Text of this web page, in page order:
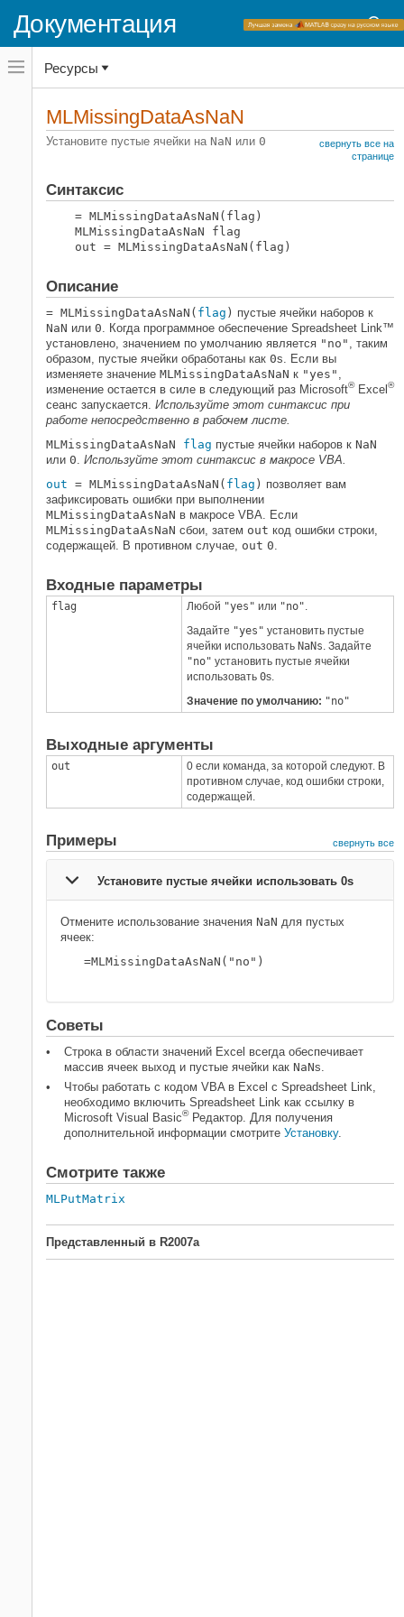
Документация
Переключатель
навигационного
меню
переключатель
навигационного
Spreadsheet Link
MLMissingDataAsNaN
НА ЭТОЙ СТРАНИЦЕ
Выходные аргументы
Примеры
Советы
Смотрите также
Ресурсы
MLMissingDataAsNaN
Установите пустые ячейки на NaN или 0
свернуть все на
странице
Синтаксис
= MLMissingDataAsNaN(flag)
MLMissingDataAsNaN flag
out = MLMissingDataAsNaN(flag)
Описание
= MLMissingDataAsNaN( flag ) пустые ячейки наборов к
NaN или 0. Когда программное обеспечение Spreadsheet Link™
установлено, значением по умолчанию является "no" , таким
образом, пустые ячейки обработаны как 0s. Если вы
изменяете значение MLMissingDataAsNaN к "yes" ,
изменение остается в силе в следующий раз Microsoft®Excel ®
сеанс запускается. Используйте этот синтаксис при
работе непосредственно в рабочем листе.
MLMissingDataAsNaN flag пустые ячейки наборов к NaN
или 0. Используйте этот синтаксис в макросе VBA.
out = MLMissingDataAsNaN( flag ) позволяет вам
зафиксировать ошибки при выполнении
MLMissingDataAsNaN в макросе VBA. Если
MLMissingDataAsNaN сбои, затем out код ошибки строки,
содержащей. В противном случае, out 0.
Входные параметры
flag Любой "yes" или "no".
Задайте "yes" установить пустые
ячейки использовать NaNs. Задайте
"no" установить пустые ячейки
использовать 0s.
Значение по умолчанию: "no"
Выходные аргументы
out 0 если команда, за которой следуют. В
противном случае, код ошибки строки,
содержащей.
Примеры свернуть все
Установите пустые ячейки использовать 0s
Отмените использование значения NaN для пустых
ячеек:
=MLMissingDataAsNaN("no")
Советы
Строка в области значений Excel всегда обеспечивает
массив ячеек выход и пустые ячейки как NaNs.
Чтобы работать с кодом VBA в Excel с Spreadsheet Link,
необходимо включить Spreadsheet Link как ссылку в
Microsoft Visual Basic®Редактор. Для получения
дополнительной информации смотрите Установку.
Смотрите также
MLPutMatrix
Представленный в R2007a